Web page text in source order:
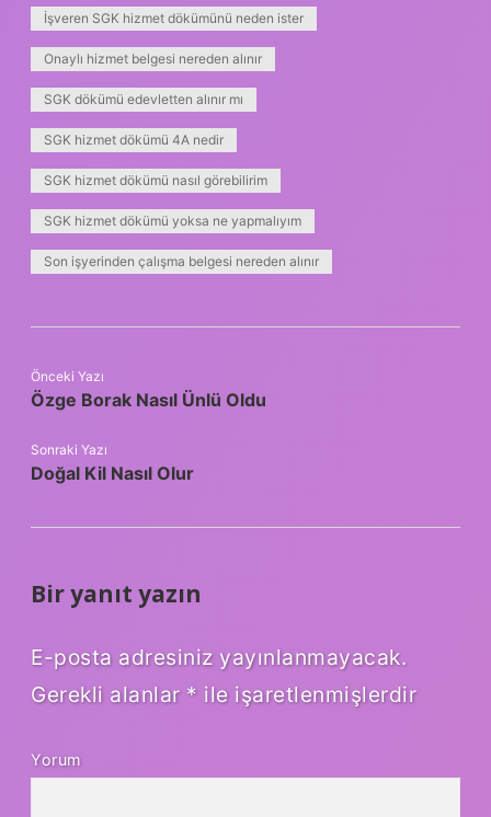
İşveren SGK hizmet dökümünü neden ister
Onaylı hizmet belgesi nereden alınır
SGK dökümü edevletten alınır mı
SGK hizmet dökümü 4A nedir
SGK hizmet dökümü nasıl görebilirim
SGK hizmet dökümü yoksa ne yapmalıyım
Son işyerinden çalışma belgesi nereden alınır
Önceki Yazı
Özge Borak Nasıl Ünlü Oldu
Sonraki Yazı
Doğal Kil Nasıl Olur
Bir yanıt yazın
E-posta adresiniz yayınlanmayacak.
Gerekli alanlar * ile işaretlenmişlerdir
Yorum